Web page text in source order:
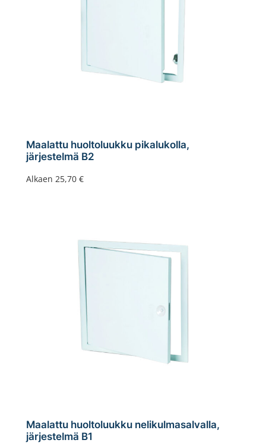
Maalattu huoltoluukku pikalukolla,
järjestelmä B2
Alkaen 25,70 €
Maalattu huoltoluukku nelikulmasalvalla,
järjestelmä B1